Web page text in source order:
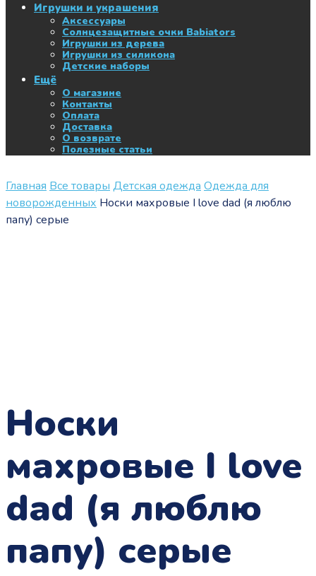
Игрушки и украшения
Аксессуары
Солнцезащитные очки Babiators
Игрушки из дерева
Игрушки из силикона
Детские наборы
Ещё
О магазине
Контакты
Оплата
Доставка
О возврате
Полезные статьи
Главная Все товары Детская одежда Одежда для
новорожденных Носки махровые I love dad (я люблю
папу) серые
Носки
махровые I love
dad (я люблю
папу) серые